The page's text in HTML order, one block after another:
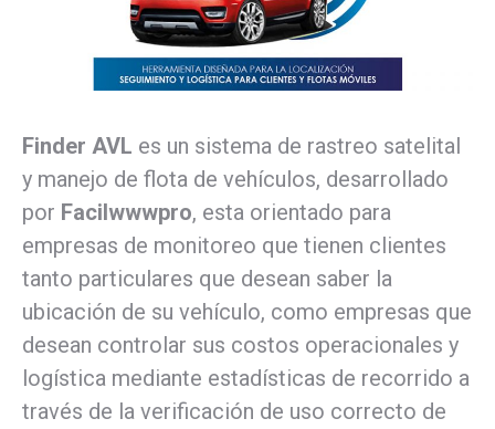
Finder AVL es un sistema de rastreo satelital
y manejo de flota de vehículos, desarrollado
por Facilwwwpro, esta orientado para
empresas de monitoreo que tienen clientes
tanto particulares que desean saber la
ubicación de su vehículo, como empresas que
desean controlar sus costos operacionales y
logística mediante estadísticas de recorrido a
través de la verificación de uso correcto de